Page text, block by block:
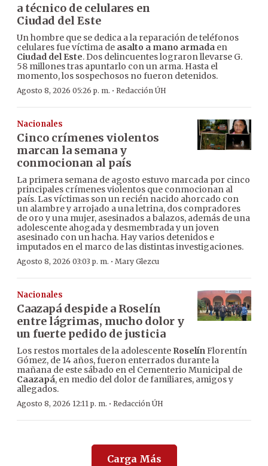
a técnico de celulares en
Ciudad del Este
Un hombre que se dedica a la reparación de teléfonos
celulares fue víctima de asalto a mano armada en
Ciudad del Este. Dos delincuentes lograron llevarse G.
58 millones tras apuntarlo con un arma. Hasta el
momento, los sospechosos no fueron detenidos.
Agosto 8, 2026 05:26 p. m. · Redacción ÚH
Nacionales
Cinco crímenes violentos
marcan la semana y
conmocionan al país
La primera semana de agosto estuvo marcada por cinco
principales crímenes violentos que conmocionan al
país. Las víctimas son un recién nacido ahorcado con
un alambre y arrojado a una letrina, dos compradores
de oro y una mujer, asesinados a balazos, además de una
adolescente ahogada y desmembrada y un joven
asesinado con un hacha. Hay varios detenidos e
imputados en el marco de las distintas investigaciones.
Agosto 8, 2026 03:03 p. m. · Mary Glezcu
Nacionales
Caazapá despide a Roselín
entre lágrimas, mucho dolor y
un fuerte pedido de justicia
Los restos mortales de la adolescente RoselínFlorentín
Gómez, de 14 años, fueron enterrados durante la
mañana de este sábado en el Cementerio Municipal de
Caazapá, en medio del dolor de familiares, amigos y
allegados.
Agosto 8, 2026 12:11 p. m. · Redacción ÚH
Carga Más